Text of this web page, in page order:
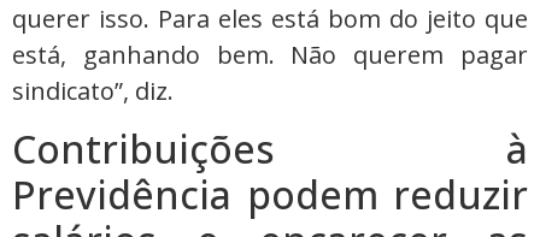
querer isso. Para eles está bom do jeito que
está, ganhando bem. Não querem pagar
sindicato”, diz.
Contribuições à
Previdência podem reduzir